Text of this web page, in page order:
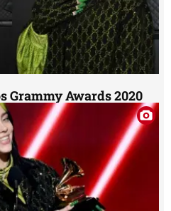
Grammy Awards 2020